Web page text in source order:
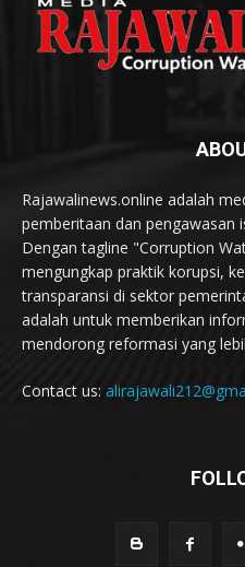
Rajawalinews.online adalah
pemberitaan dan pengawasan
Dengan tagline "Corruption
mengungkap praktik korupsi,
transparansi di sektor
adalah untuk memberikan
mendorong reformasi yang
Contact us: